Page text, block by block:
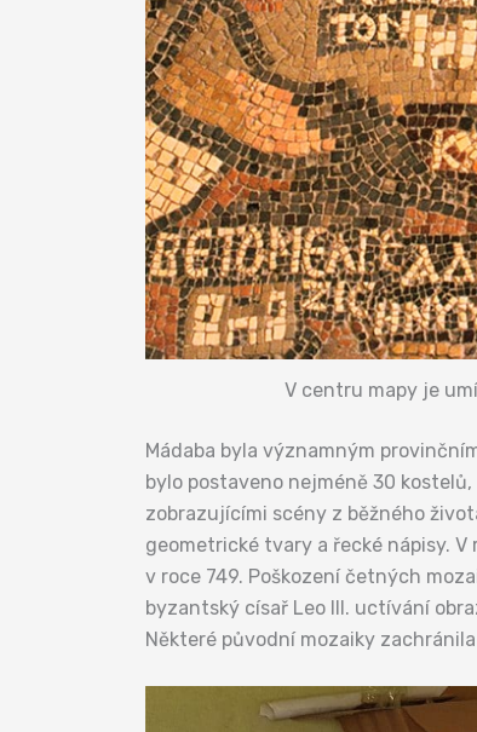
V centru mapy je
Mádaba byla významným
bylo postaveno nejméně 30
zobrazujícími scény z běžného
geometrické tvary a řecké nápisy.
v roce 749. Poškození četných
byzantský císař Leo III. uctívání
Některé původní mozaiky